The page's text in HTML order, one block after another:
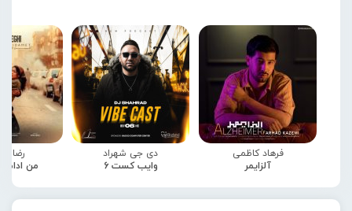
فرهاد کاظمی
آلزایمر
دی جی شهراد
وایب کست 6
رضا
من